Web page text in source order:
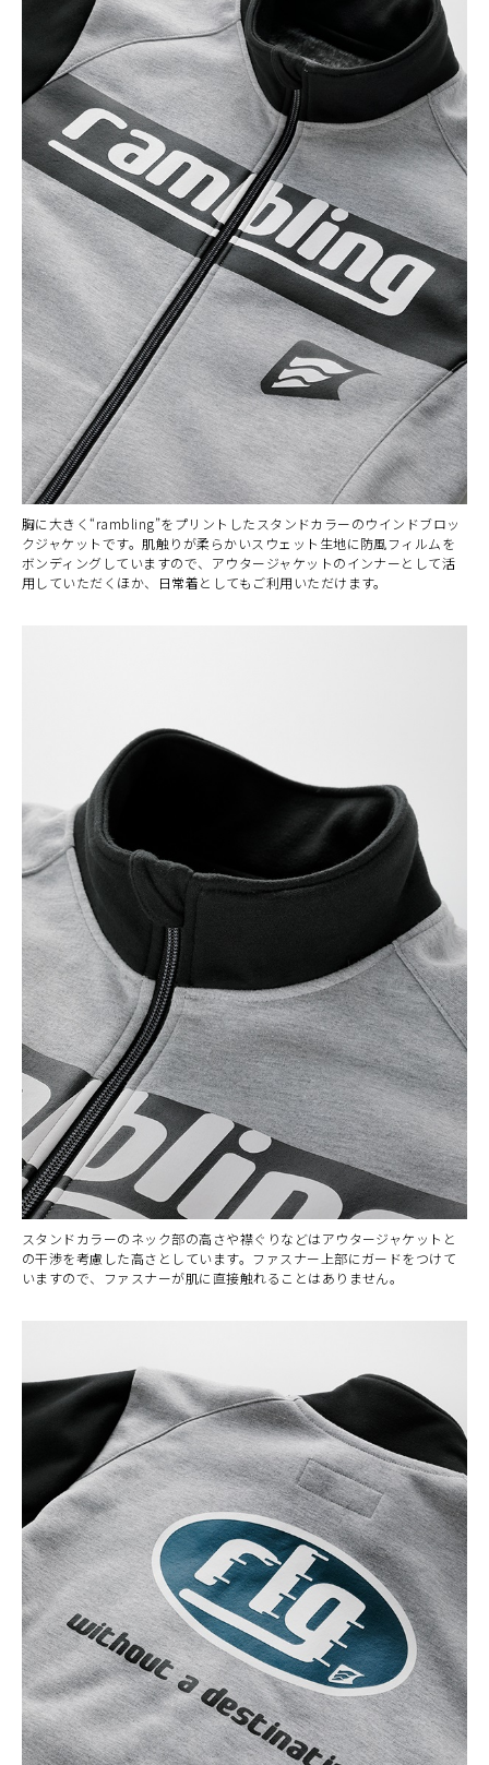
胸に大きく“rambling”をプリントしたスタンドカラーのウインドブロッ
クジャケットです。肌触りが柔らかいスウェット生地に防風フィルムを
ボンディングしていますので、アウタージャケットのインナーとして活
用していただくほか、日常着としてもご利用いただけます。
スタンドカラーのネック部の高さや襟ぐりなどはアウタージャケットと
の干渉を考慮した高さとしています。ファスナー上部にガードをつけて
いますので、ファスナーが肌に直接触れることはありません。